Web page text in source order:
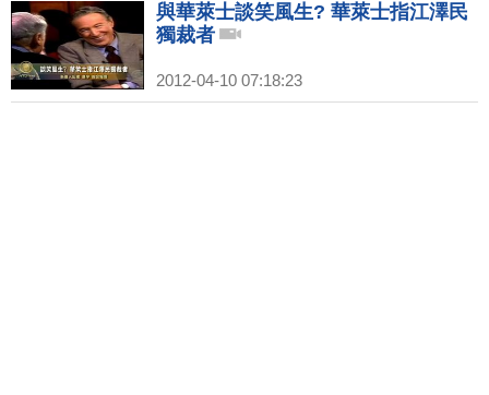
與華萊士談笑風生? 華萊士指江澤民
獨裁者
2012-04-10 07:18:23